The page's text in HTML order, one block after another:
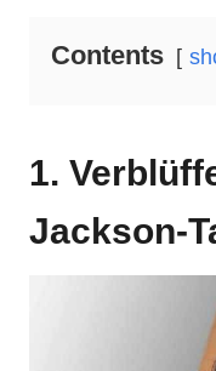
Contents
1.
Jackson-